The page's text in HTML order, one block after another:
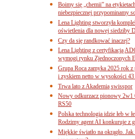
Boimy się „chemii” na
niebezpiecznej przypominamy
Lena Lighting stworzyła
oświetlenia dla nowej siedziby
Czy da się randkować inaczej?
Lena Lighting z certyfikacją
wymogi rynku Zjednoczonych
Grupa Roca zamyka 2025 rok
i zyskiem netto w wysokości
Trwa lato z Akademią swisspor
Nowy odkurzacz pionowy 2w1
RS50
Polska technologia idzie łeb w
Rodzimy agent AI konkuruje z
Miękkie światło na okrągło.